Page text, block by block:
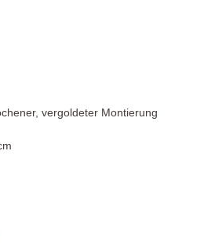
vergoldeter Montierung